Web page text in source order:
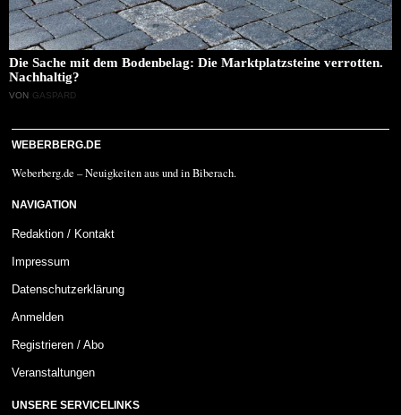
Die Sache mit dem Bodenbelag: Die Marktplatzsteine verrotten.
Nachhaltig?
VON GASPARD
WEBERBERG.DE
Weberberg.de – Neuigkeiten aus und in Biberach.
NAVIGATION
Redaktion / Kontakt
Impressum
Datenschutzerklärung
Anmelden
Registrieren / Abo
Veranstaltungen
UNSERE SERVICELINKS